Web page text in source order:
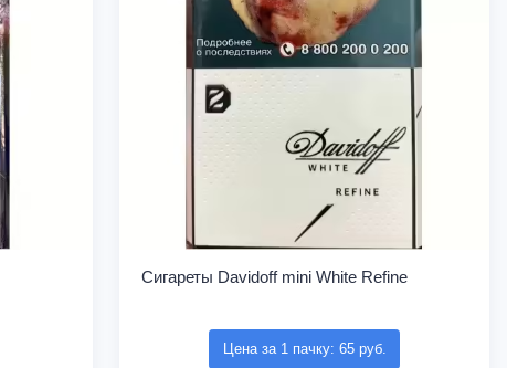
Сигареты Davidoff mini White Refine
Цена за 1 пачку: 65 руб.